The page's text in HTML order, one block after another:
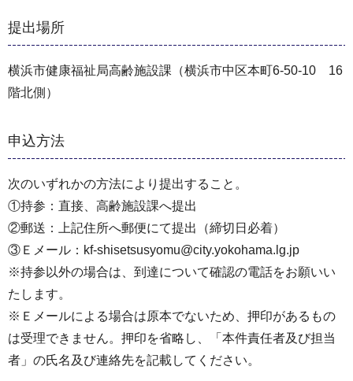
提出場所
横浜市健康福祉局高齢施設課（横浜市中区本町6-50-10 16
階北側）
申込方法
次のいずれかの方法により提出すること。
①持参：直接、高齢施設課へ提出
②郵送：上記住所へ郵便にて提出（締切日必着）
③Ｅメール：kf-shisetsusyomu@city.yokohama.lg.jp
※持参以外の場合は、到達について確認の電話をお願いい
たします。
※Ｅメールによる場合は原本でないため、押印があるもの
は受理できません。押印を省略し、「本件責任者及び担当
者」の氏名及び連絡先を記載してください。